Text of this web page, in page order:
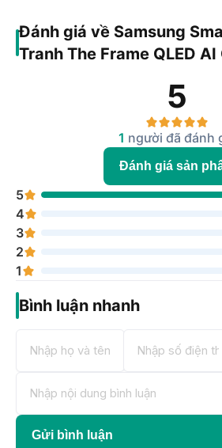
Đánh giá về Samsung
Tranh The Frame QLED
5
1 người đã đánh
Đánh giá sản
5
4
3
2
1
Bình luận nhanh
Gửi bình luận